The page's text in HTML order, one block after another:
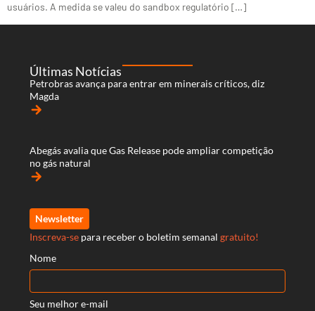
usuários. A medida se valeu do sandbox regulatório […]
Últimas Notícias
Petrobras avança para entrar em minerais críticos, diz
Magda
arrow_forward
Abegás avalia que Gas Release pode ampliar competição
no gás natural
arrow_forward
Newsletter
Inscreva-se para receber o boletim semanal gratuito!
Nome
Seu melhor e-mail